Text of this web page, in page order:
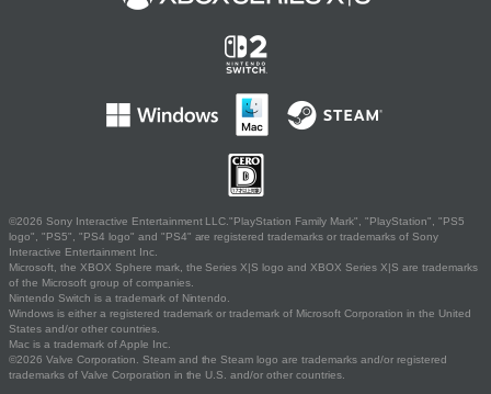
©2026 Sony Interactive Entertainment LLC."PlayStation Family Mark", "PlayStation", "PS5
logo", "PS5", "PS4 logo" and "PS4" are registered trademarks or trademarks of Sony
Interactive Entertainment Inc.
Microsoft, the XBOX Sphere mark, the Series X|S logo and XBOX Series X|S are trademarks
of the Microsoft group of companies.
Nintendo Switch is a trademark of Nintendo.
Windows is either a registered trademark or trademark of Microsoft Corporation in the United
States and/or other countries.
Mac is a trademark of Apple Inc.
©2026 Valve Corporation. Steam and the Steam logo are trademarks and/or registered
trademarks of Valve Corporation in the U.S. and/or other countries.